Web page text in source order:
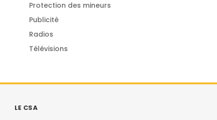
Protection des mineurs
Publicité
Radios
Télévisions
LE CSA